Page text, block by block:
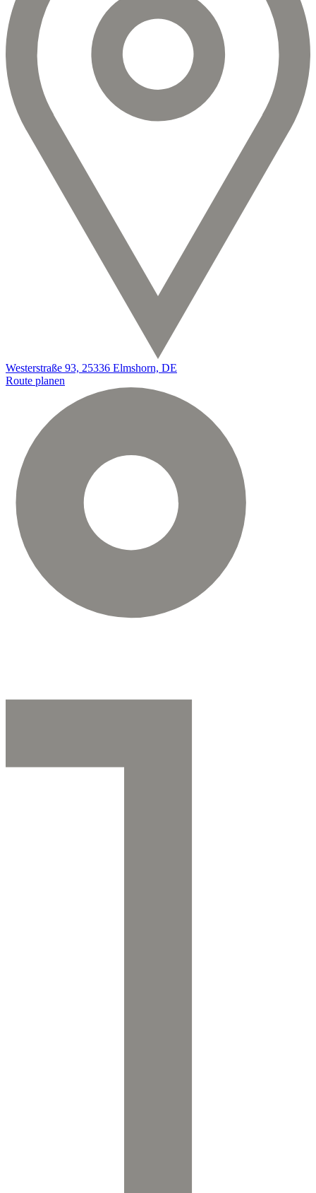
Westerstraße 93, 25336 Elmshorn, DE
Route planen